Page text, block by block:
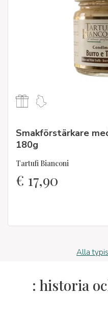
Smakförstärkare
180g
Tartufi Bianconi
€ 17,90
Alla
: historia